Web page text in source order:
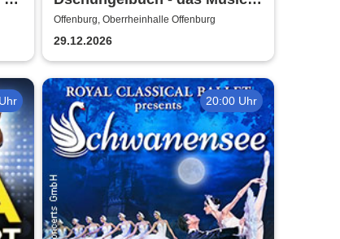
| Theater Liberi
Offenburg, Oberrheinhalle Offenburg
29.12.2026
20:00 Uhr